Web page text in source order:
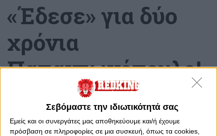
Σεβόμαστε την ιδιωτικότητά σας
Εμείς και οι συνεργάτες μας αποθηκεύουμε και/ή έχουμε
πρόσβαση σε πληροφορίες σε μια συσκευή, όπως τα cookies,
«Έδεσε» για δύο
χρόνια
Παπαντωνόπουλο!
Παρασκευή, 27 Ιουνίου 2025 - 15:08